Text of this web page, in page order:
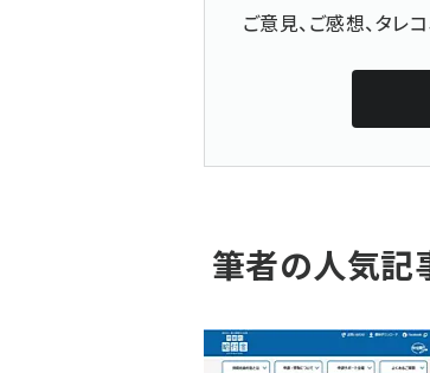
ご意見、ご感想、タレ
筆者の人気記